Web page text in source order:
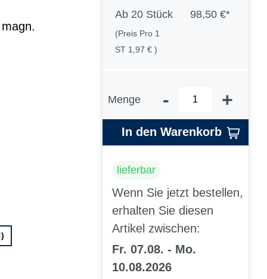
Ab 20 Stück 98,50 €*
(Preis Pro 1
ST 1,97 € )
Menge - +
In den Warenkorb
lieferbar
Wenn Sie jetzt bestellen,
erhalten Sie diesen
Artikel zwischen:
Fr. 07.08. - Mo.
10.08.2026